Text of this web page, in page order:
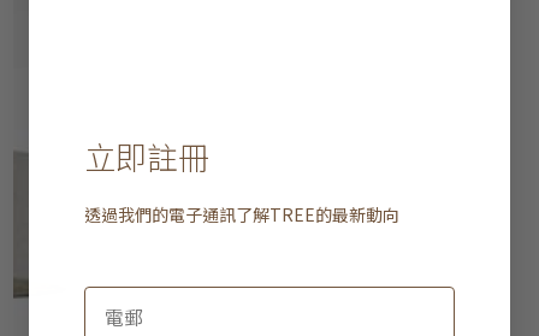
立即註冊
透過我們的電子通訊了解TREE的最新動向